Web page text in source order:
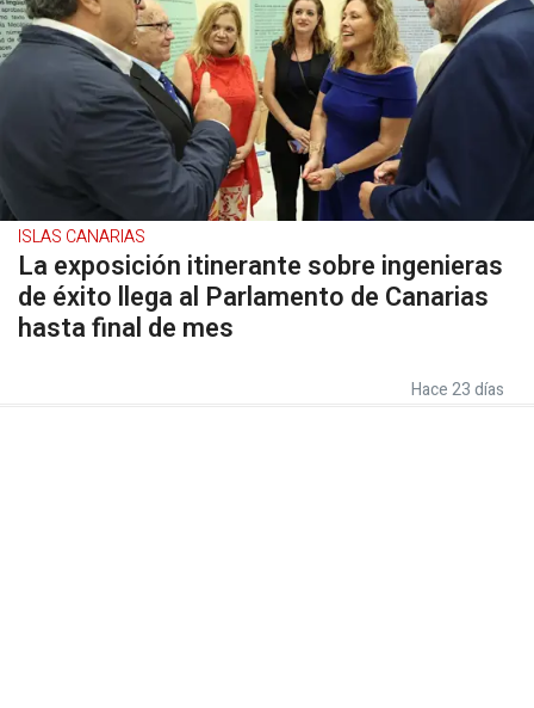
ISLAS CANARIAS
La exposición itinerante sobre ingenieras
de éxito llega al Parlamento de Canarias
hasta final de mes
Hace 23 días